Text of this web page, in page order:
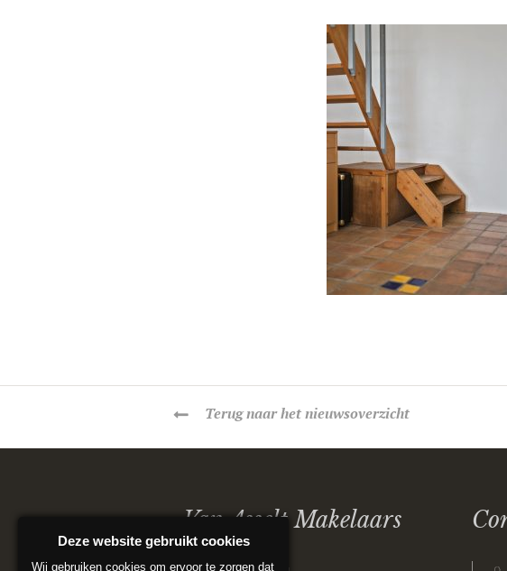
Terugnaar het nieuwsoverzicht
Van Asselt Makelaars
Deze website gebruikt cookies
Wij gebruiken cookies om ervoor te zorgen dat